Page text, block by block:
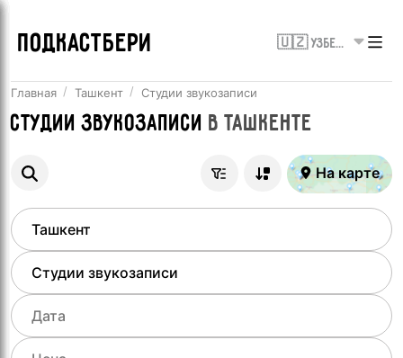
ПОДКАСТБЕРИ 🇺🇿 Узбекистан
Главная Ташкент Студии звукозаписи
Студии звукозаписи вТашкенте
На карте